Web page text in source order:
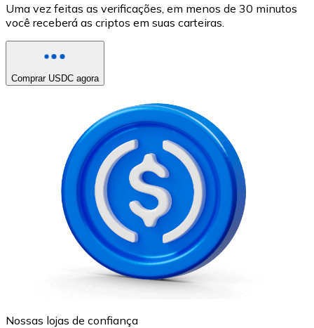
Uma vez feitas as verificações, em menos de 30 minutos
você receberá as criptos em suas carteiras.
Comprar USDC agora
Nossas lojas de confiança